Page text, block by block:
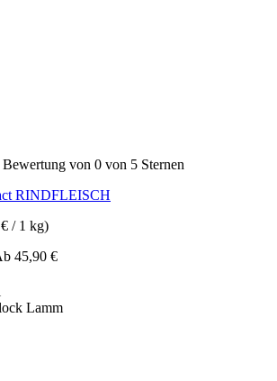
von 0 von 5 Sternen
RINDFLEISCH
/ 1 kg)
45,90 €